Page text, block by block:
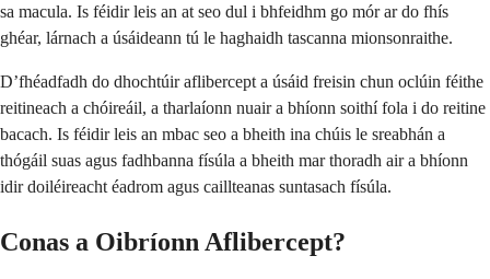
sa macula. Is féidir leis an at seo dul i bhfeidhm go mór ar do fhís
ghéar, lárnach a úsáideann tú le haghaidh tascanna mionsonraithe.
D’fhéadfadh do dhochtúir aflibercept a úsáid freisin chun oclúin féithe
reitineach a chóireáil, a tharlaíonn nuair a bhíonn soithí fola i do reitine
bacach. Is féidir leis an mbac seo a bheith ina chúis le sreabhán a
thógáil suas agus fadhbanna físúla a bheith mar thoradh air a bhíonn
idir doiléireacht éadrom agus caillteanas suntasach físúla.
Conas a Oibríonn Aflibercept?